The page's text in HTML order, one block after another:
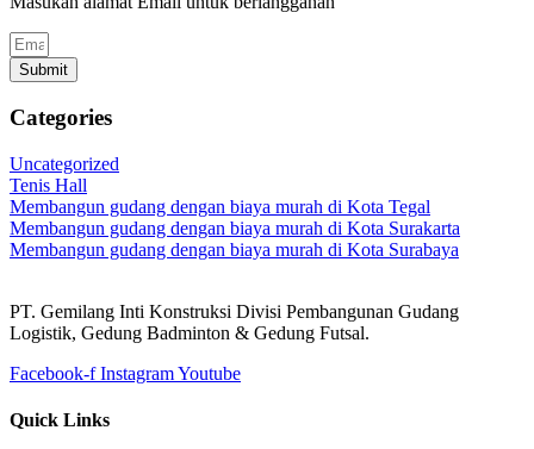
Submit
Categories
Uncategorized
Tenis Hall
Membangun gudang dengan biaya murah di Kota Tegal
Membangun gudang dengan biaya murah di Kota Surakarta
Membangun gudang dengan biaya murah di Kota Surabaya
PT. Gemilang Inti Konstruksi Divisi Pembangunan Gudang
Logistik, Gedung Badminton & Gedung Futsal.
Facebook-f InstagramYoutube
Quick Links